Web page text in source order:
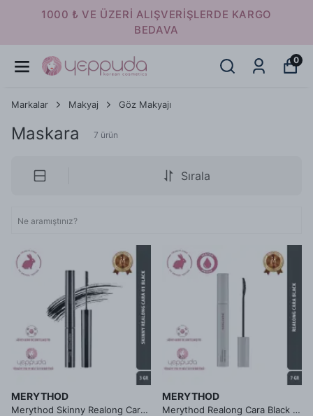
1000 ₺ VE ÜZERI ALIŞVERIŞLERDE KARGO
BEDAVA
0
Markalar Makyaj Göz Makyajı
Maskara 7 ürün
Sırala
MERYTHOD
Merythod Skinny Realong Cara 01 Black - Topaklanma Yapmayan Suya Dayanıklı İnce Fırçalı Siyah Maskara
MERYTHOD
Merythod Realong Cara Black - Uzatma ve Hacim Etkili, Kıvrım Sağlayan Suya Dayanıklı Siyah Maskara